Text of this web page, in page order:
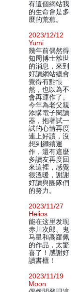
有這個網站我
的生命會是多
麼的荒蕪。
2023/12/12
Yumi
幾年前偶然得
知周博士離世
的消息，來到
好讀網站總會
覺得有點悵
然，也以為不
會再運作了。
今年為老父親
添購電子閱讀
器，抱著試一
試的心情再度
連上好讀，沒
想到繼續運
作，還有這麼
多讀友再度回
來這裡，感覺
很溫暖，謝謝
好讀與團隊們
的努力。
2023/11/27
Helios
能在这里发现
赤川次郎、鬼
马星和高羅佩
的作品，太驚
喜了！感謝好
讀書櫃！
2023/11/19
Moon